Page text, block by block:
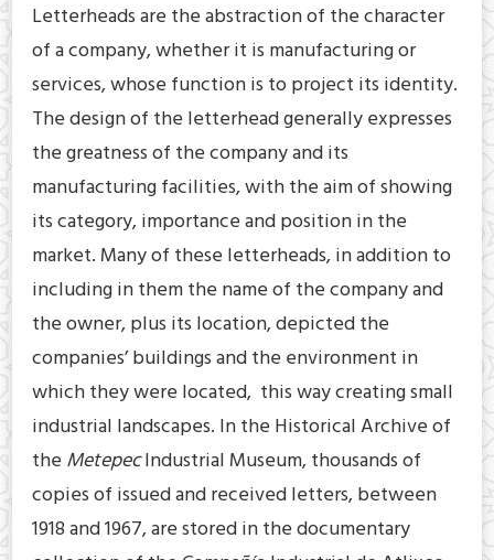
Letterheads are the abstraction of the character
of a company, whether it is manufacturing or
services, whose function is to project its identity.
The design of the letterhead generally expresses
the greatness of the company and its
manufacturing facilities, with the aim of showing
its category, importance and position in the
market. Many of these letterheads, in addition to
including in them the name of the company and
the owner, plus its location, depicted the
companies’ buildings and the environment in
which they were located, this way creating small
industrial landscapes. In the Historical Archive of
the MetepecIndustrial Museum, thousands of
copies of issued and received letters, between
1918 and 1967, are stored in the documentary